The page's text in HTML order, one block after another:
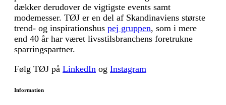
dækker derudover de vigtigste events samt
modemesser. TØJ er en del af Skandinaviens største
trend- og inspirationshus pej gruppen, som i mere
end 40 år har været livsstilsbranchens foretrukne
sparringspartner.
Følg TØJ på LinkedIn og Instagram
Information